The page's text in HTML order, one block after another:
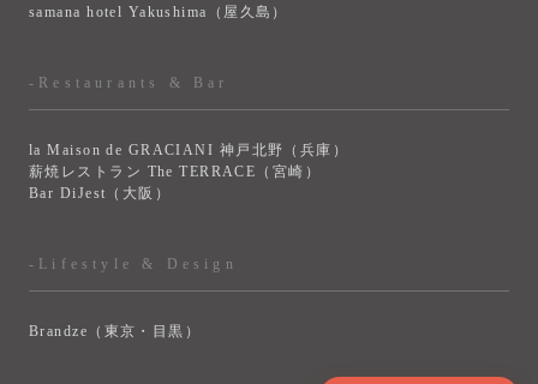
samana hotel Yakushima（屋久島）
-Restaurants & Bar
la Maison de GRACIANI 神戸北野（兵庫）
薪焼レストラン The TERRACE（宮崎）
Bar DiJest（大阪）
-Lifestyle & Design
Brandze（東京・目黒）